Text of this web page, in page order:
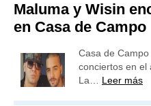
Maluma y Wisin
en Casa de Campo
Casa de
conciertos en el
La… Leer más